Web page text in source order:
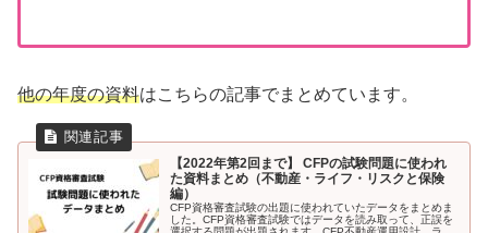
他の年度の資料はこちらの記事でまとめています。
【2022年第2回まで】 CFPの試験問題に使われ
た資料まとめ（不動産・ライフ・リスクと保険
編）
CFP資格審査試験の出題に使われていたデータをまとめま
した。CFP資格審査試験ではデータを読み取って、正誤を